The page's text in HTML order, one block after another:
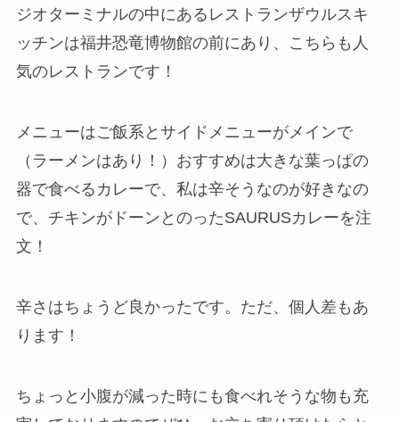
ジオターミナルの中にあるレストランザウルスキ
ッチンは福井恐竜博物館の前にあり、こちらも人
気のレストランです！
メニューはご飯系とサイドメニューがメインで
（ラーメンはあり！）おすすめは大きな葉っぱの
器で食べるカレーで、私は辛そうなのが好きなの
で、チキンがドーンとのったSAURUSカレーを注
文！
辛さはちょうど良かったです。ただ、個人差もあ
ります！
ちょっと小腹が減った時にも食べれそうな物も充